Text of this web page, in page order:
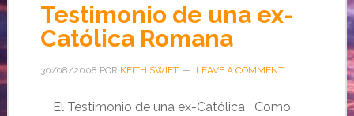
Testimonio de una ex-
Católica Romana
30/08/2008 POR KEITH SWIFT LEAVE A COMMENT
El Testimonio de una ex-Católica Como